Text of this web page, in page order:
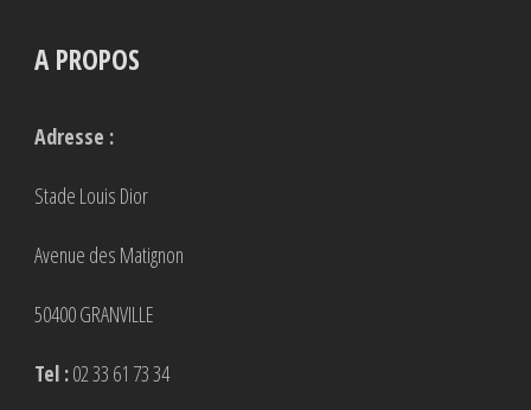
A PROPOS
Adresse :
Stade Louis Dior
Avenue des Matignon
50400 GRANVILLE
Tel :02 33 61 73 34